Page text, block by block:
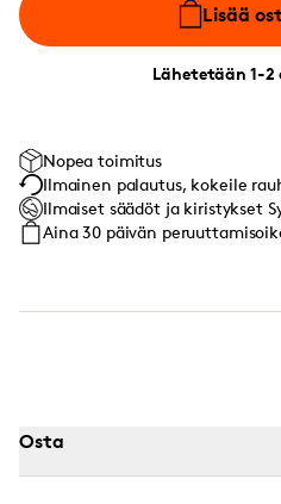
Lisää
Lähetetään 1-2
Nopea toimitus
Ilmainen palautus, kokeile
Ilmaiset säädöt ja kiristykset
Aina 30 päivän
Osta